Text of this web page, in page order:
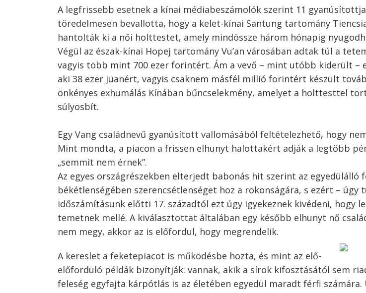
A legfrissebb esetnek a kínai médiabeszámolók szerint 11
töredelmesen bevallotta, hogy a kelet-kínai Santung tartomány
hantolták ki a női holttestet, amely mindössze három hónapig
Végül az észak-kínai Hopej tartomány Vu’an városában adtak túl a
vagyis több mint 700 ezer forintért. Ám a vevő – mint utóbb kiderült –
aki 38 ezer jüanért, vagyis csaknem másfél millió forintért készült
önkényes exhumálás Kínában bűncselekmény, amelyet a holttesttel
súlyosbít.
Egy Vang családnevű gyanúsított vallomásából feltételezhető, hogy
Mint mondta, a piacon a frissen elhunyt halottakért adják a legtöbb
„semmit nem érnek”.
Az egyes országrészekben elterjedt babonás hit szerint az egyedülálló
békétlenségében szerencsétlenséget hoz a rokonságára, s ezért – úgy
időszámításunk előtti 17. századtól ezt úgy igyekeznek kivédeni, hogy
temetnek mellé. A kiválasztottat általában egy később elhunyt nő
nem megy, akkor az is előfordul, hogy megrendelik.
A kereslet a feketepiacot is működésbe hozta, és mint az elő-
előforduló példák bizonyítják: vannak, akik a sírok kifosztásától sem
feleség egyfajta kárpótlás is az életében egyedül maradt férfi